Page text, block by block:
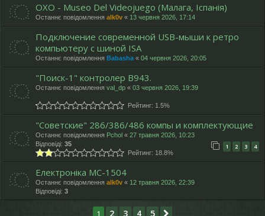
OXO - Museo Del Videojuego (Малага, Іспанія)
Останнє повідомлення alk0v « 13 червня 2026, 17:14
Подключение современной USB-мыши к ретро
компьютеру с шиной ISA
Останнє повідомлення Babasha « 04 червня 2026, 20:05
"Поиск-1" контролер В943.
Останнє повідомлення val_dp « 03 червня 2026, 19:39
Рейтинг: 1.5%
"Cоветские" 286/386/486 компы и комплектующие
Останнє повідомлення Pchol « 27 травня 2026, 10:23
Відповіді: 35 1 2 3 4
Рейтинг: 18.8%
Електроніка МС-1504
Останнє повідомлення alk0v « 12 травня 2026, 22:39
Відповіді: 3
1 2 3 4 5